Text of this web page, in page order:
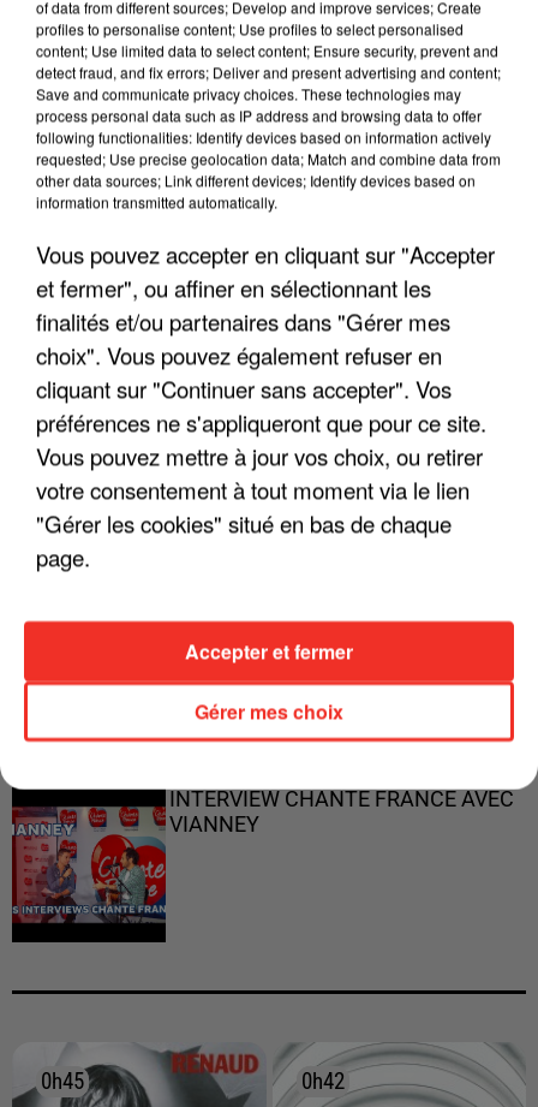
LES INTERVIEWS CHANTE
FRANCE
Voir plus
"JE SUIS À DISPOSITION DES
ENFOIRÉS"
"ON A TOUS LE TRAC"
"ON N'EST PAS DES PARENTS
PARFAITS"
"JE RESPIRE MIEUX SUR SCÈNE" -
CALOGERO
INTERVIEW CHANTE FRANCE AVEC
VIANNEY
0h45
0h45 0h42
0h42
of data from different sources; Develop and improve services; Create
profiles to personalise content; Use profiles to select personalised
content; Use limited data to select content; Ensure security, prevent and
detect fraud, and fix errors; Deliver and present advertising and content;
Save and communicate privacy choices. These technologies may
process personal data such as IP address and browsing data to offer
following functionalities: Identify devices based on information actively
requested; Use precise geolocation data; Match and combine data from
other data sources; Link different devices; Identify devices based on
information transmitted automatically.
Vous pouvez accepter en cliquant sur "Accepter
et fermer", ou affiner en sélectionnant les
finalités et/ou partenaires dans "Gérer mes
choix". Vous pouvez également refuser en
cliquant sur "Continuer sans accepter". Vos
préférences ne s'appliqueront que pour ce site.
Vous pouvez mettre à jour vos choix, ou retirer
votre consentement à tout moment via le lien
"Gérer les cookies" situé en bas de chaque
page.
Gérer mes choix
Accepter et fermer